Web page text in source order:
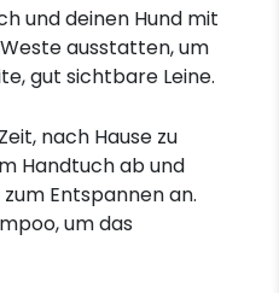
und deinen Hund mit
ausstatten, um
gut sichtbare Leine.
nach Hause zu
Handtuch ab und
Entspannen an.
um das